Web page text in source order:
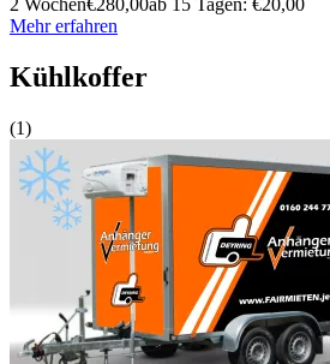
2 Wochen€280,00ab 15 Tagen: €20,00
Mehr erfahren
Kühlkoffer
(1)